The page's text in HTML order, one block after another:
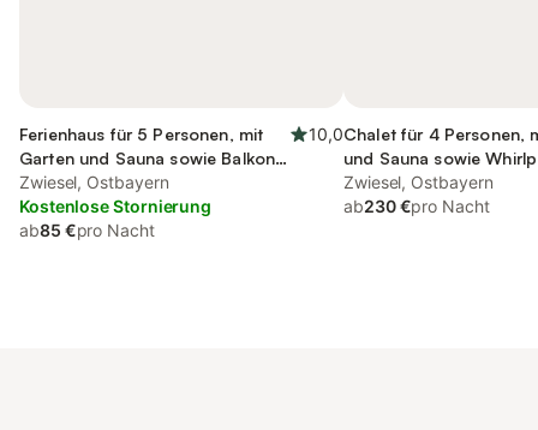
Ferienhaus für 5 Personen, mit
Garten und Sauna sowie Balkon,
kinderfreundlich
10,0
Zwiesel, Ostbayern
Kostenlose Stornierung
ab85 €pro Nacht
Chalet für 4 Personen,
und Sauna sowie
Zwiesel, Ostbayern
ab230 €pro Nacht